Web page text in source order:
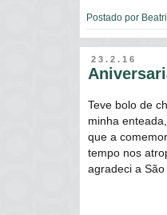
Postado por
23.2.16
Teve bolo de
minha
que a
tempo nos
agradeci a